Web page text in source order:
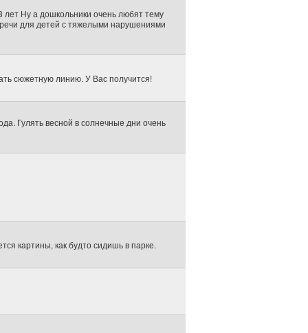
Ну а дошкольники очень любят тему
для детей с тяжелыми нарушениями
сюжетную линию. У Вас получится!
Гулять весной в солнечные дни очень
картины, как будто сидишь в парке.